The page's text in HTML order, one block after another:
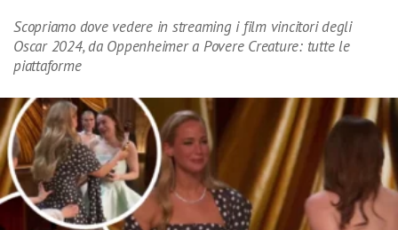
Scopriamo dove vedere in streaming i film vincitori degli
Oscar 2024, da Oppenheimer a Povere Creature: tutte le
piattaforme